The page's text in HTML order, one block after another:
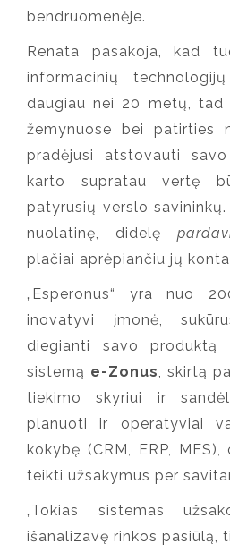
bendruomenėje.
Renata pasakoja, kad
informacinių
daugiau nei 20 metų, tad
žemynuose bei patirties
pradėjusi atstovauti
karto supratau vertę
patyrusių verslo
nuolatinę, didelę
plačiai aprėpiančiu jų
„Esperonus“ yra nuo
inovatyvi įmonė,
diegianti savo
sistemą e-Zonus
, skirtą
tiekimo skyriui ir
planuoti ir operatyviai
kokybę (CRM, ERP,
teikti užsakymus per
„Tokias sistemas
išanalizavę rinkos pasiūlą,